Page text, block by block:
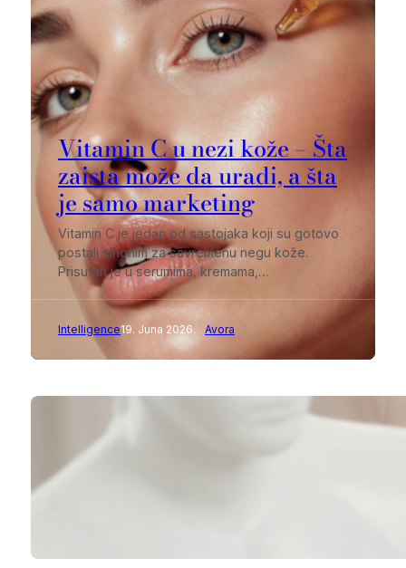
Vitamin C u nezi kože – Šta
zaista može da uradi, a šta
je samo marketing
Vitamin C je jedan od sastojaka koji su gotovo
postali sinonim za savremenu negu kože.
Prisutan je u serumima, kremama,…
Intelligence19. Juna 2026. Avora